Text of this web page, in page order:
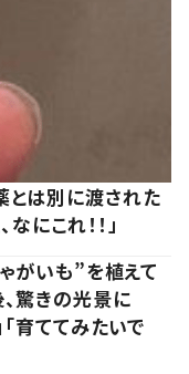
とは別に渡された
にこれ！！」
がいも”を植えて
驚きの光景に
「育ててみたいで